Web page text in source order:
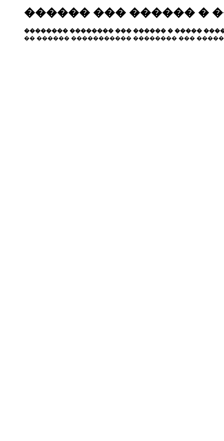
������ ��� ������ �
�������� �������� ��� ������ � �����
�� ������ ����������� �������� ���